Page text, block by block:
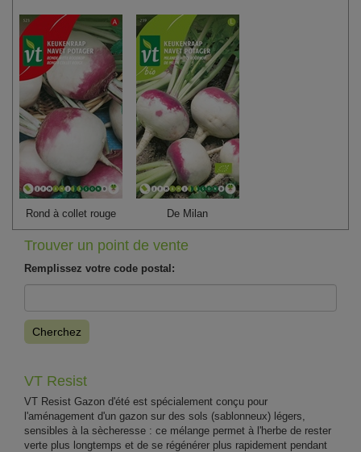
Rond à collet rouge De Milan
Trouver un point de vente
Remplissez votre code postal:
Cherchez
VT Resist
VT Resist Gazon d'été est spécialement conçu pour
l'aménagement d'un gazon sur des sols (sablonneux) légers,
sensibles à la sècheresse : ce mélange permet à l'herbe de rester
verte plus longtemps et de se régénérer plus rapidement pendant